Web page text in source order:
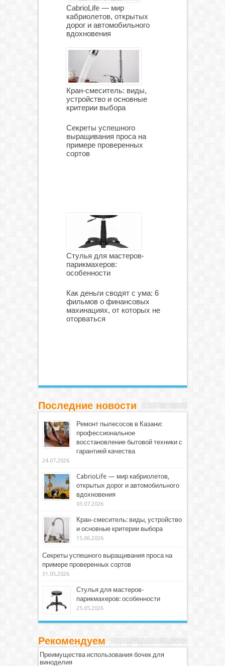
CabrioLife — мир
кабриолетов, открытых
дорог и автомобильного
вдохновения
Кран-смеситель: виды,
устройство и основные
критерии выбора
Секреты успешного
выращивания проса на
примере проверенных
сортов
Стулья для мастеров-
парикмахеров:
особенности
Как деньги сводят с ума: 6
фильмов о финансовых
махинациях, от которых не
оторваться
Последние новости
Ремонт пылесосов в Казани:
профессиональное
восстановление бытовой техники с
гарантией качества
24.07.2026
CabrioLife — мир кабриолетов,
открытых дорог и автомобильного
вдохновения
03.07.2026
Кран-смеситель: виды, устройство
и основные критерии выбора
15.06.2026
Секреты успешного выращивания проса на
примере проверенных сортов
31.05.2026
Стулья для мастеров-
парикмахеров: особенности
25.05.2026
Рекомендуем
Преимущества использования бочек для
виноделия